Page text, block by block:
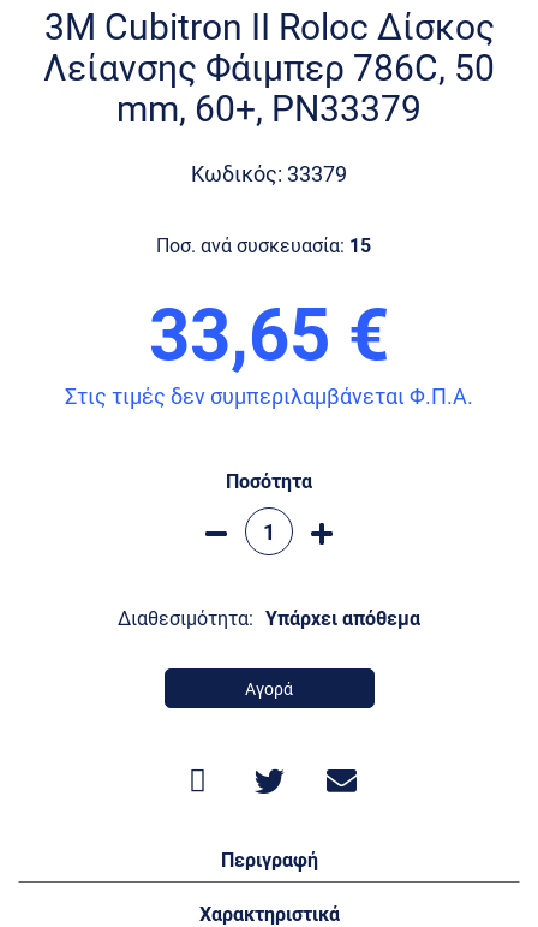
beginning
3M Cubitron II Roloc Δίσκος
Λείανσης Φάιμπερ 786C, 50
mm, 60+, PN33379
Κωδικός: 33379
Ποσ. ανά συσκευασία: 15
33,65 €
Στις τιμές δεν συμπεριλαμβάνεται Φ.Π.Α.
Ποσότητα
Διαθεσιμότητα: Υπάρχει απόθεμα
Αγορά
Περιγραφή
Χαρακτηριστικά